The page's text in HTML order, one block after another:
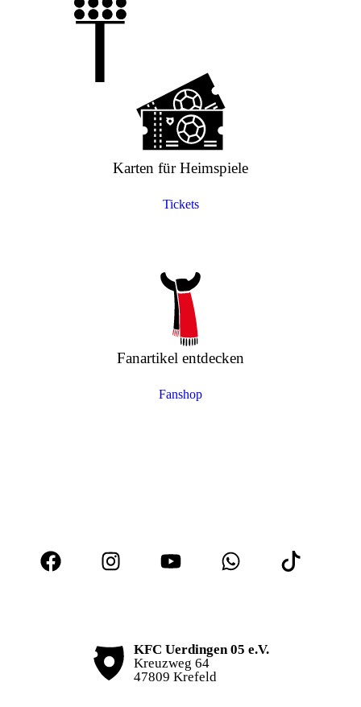
Karten für Heimspiele
Tickets
Fanartikel entdecken
Fanshop
KFC Uerdingen 05 e.V.
Kreuzweg 64
47809 Krefeld